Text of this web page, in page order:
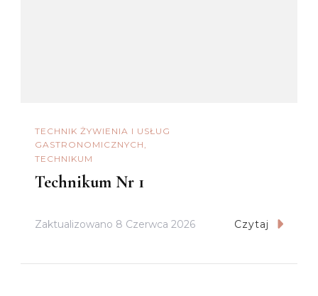
TECHNIK ŻYWIENIA I USŁUG
GASTRONOMICZNYCH
TECHNIKUM
Technikum Nr 1
Zaktualizowano 8 Czerwca 2026 Czytaj